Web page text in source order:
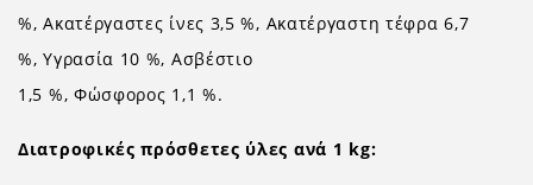
%, Ακατέργαστες ίνες 3,5 %, Ακατέργαστη τέφρα 6,7
%, Υγρασία 10 %, Ασβέστιο
1,5 %, Φώσφορος 1,1 %.
Διατροφικές πρόσθετες ύλες ανά 1 kg: